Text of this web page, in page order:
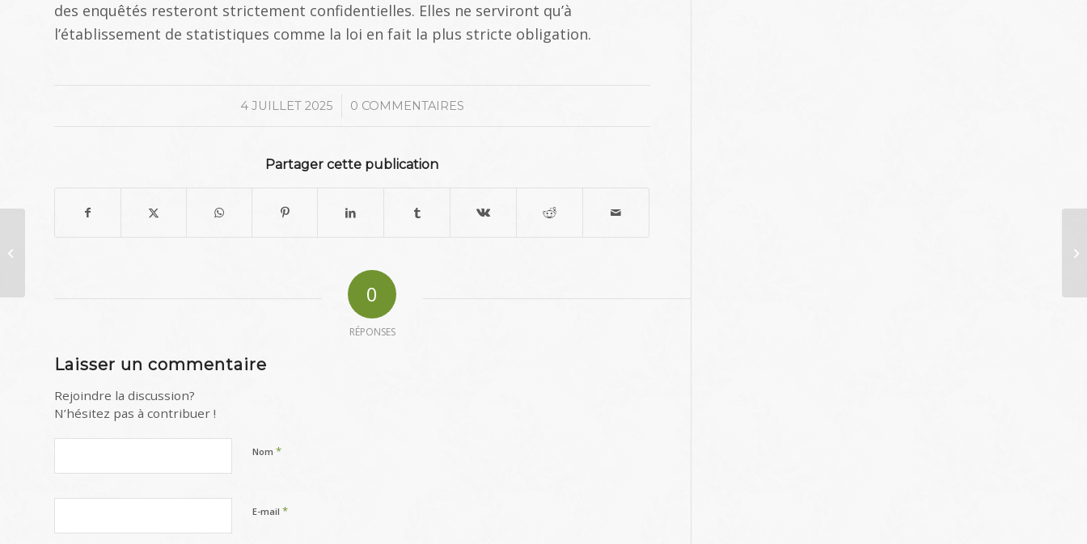
des enquêtés resteront strictement confidentielles. Elles ne serviront qu’à
l’établissement de statistiques comme la loi en fait la plus stricte obligation.
4 JUILLET 2025
/ 0 COMMENTAIRES
Partager cette publication
0
RÉPONSES
Laisser un commentaire
Rejoindre la discussion?
N’hésitez pas à contribuer !
Nom *
E-mail *